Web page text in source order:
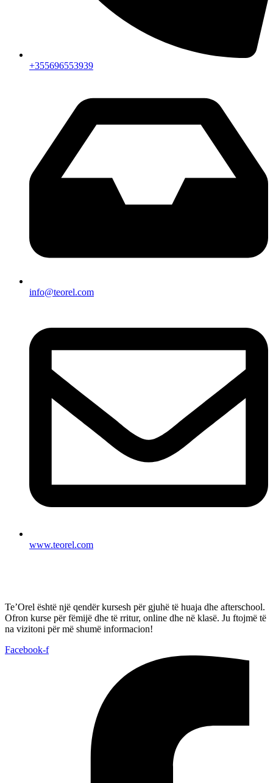
+355696553939
info@teorel.com
www.teorel.com
Te’Orel është një qendër kursesh për gjuhë të huaja dhe afterschool.
Ofron kurse për fëmijë dhe të rritur, online dhe në klasë. Ju ftojmë të
na vizitoni për më shumë informacion!
Facebook-f